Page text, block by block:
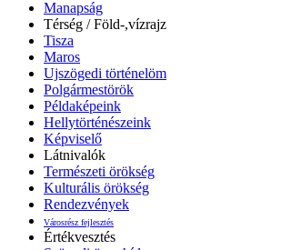
Manapság
Térség / Föld-,vízrajz
Tisza
Maros
Ujszögedi történelöm
Polgármestörök
Példaképeink
Hellytörténészeink
Képviselő
Látnivalók
Természeti örökség
Kulturális örökség
Rendezvények
Városrész fejlesztés
Értékvesztés